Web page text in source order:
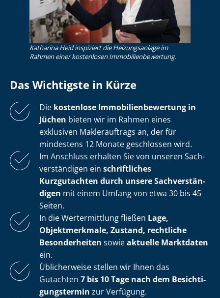
Katharina Heid inspiziert die Heizungsanlage im
Rahmen einer kostenlosen Im­mo­bi­li­en­be­wer­tung.
Das Wichtigste in Kürze
Die kostenlose Im­mo­bi­li­en­be­wer­tung in
Jüchen bieten wir im Rahmen eines
exklusiven Maklerauftrags an, der für
mindestens 12 Monate geschlossen wird.
Im Anschluss erhalten Sie von unseren Sach­
ver­stän­di­gen ein schriftliches
Kurzgutachten durch unsere Sach­ver­stän­
di­gen mit einem Umfang von etwa 30 bis 45
Seiten.
In die Wertermittlung fließen Lage,
Objektmerkmale, Zustand, rechtliche
Besonderheiten sowieaktuelle Marktdaten
ein.
Üblicherweise stellen wir Ihnen das
Gutachten 7 bis 10 Tage nach dem Be­sich­ti­
gungs­ter­min zur Verfügung.